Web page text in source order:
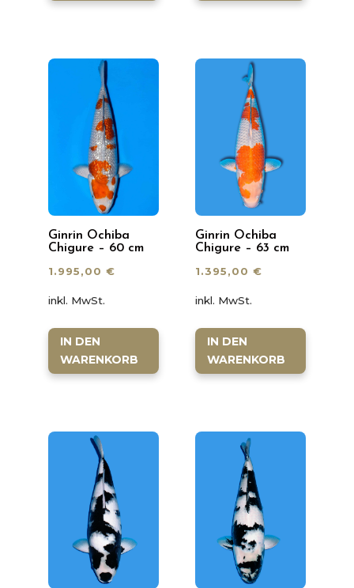
Ginrin Ochiba
Chigure – 60 cm
1.995,00 €
inkl. MwSt.
IN DEN
WARENKORB
Ginrin Ochiba
Chigure – 63 cm
1.395,00€
inkl. MwSt.
IN DEN
WARENKORB